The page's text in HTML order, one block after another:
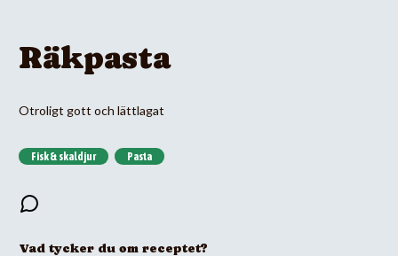
Räkpasta
Otroligt gott och lättlagat
Fisk & skaldjur Pasta
Vad tycker du om receptet?